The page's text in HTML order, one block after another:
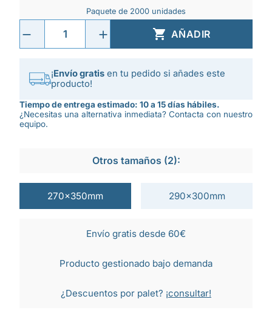
Paquete de 2000 unidades
 AÑADIR
¡Envío gratis en tu pedido si añades este
producto!
Tiempo de entrega estimado: 10 a 15 días hábiles.
¿Necesitas una alternativa inmediata? Contacta con nuestro
equipo.
Otros tamaños (2):
270x350mm 290x300mm
Envío gratis desde 60€
Producto gestionado bajo demanda
¿Descuentos por palet? ¡consultar!